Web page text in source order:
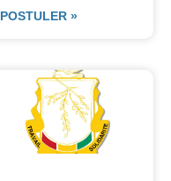
POSTULER »